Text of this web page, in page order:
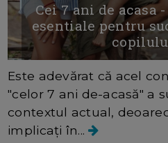
Cei 7 ani de acasa
esentiale pentru
Este adevărat că acel
"celor 7 ani de-acasă" a
contextul actual,
implicați în...